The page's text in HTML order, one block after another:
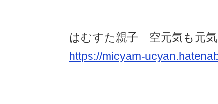
はむすた親子 空元気も元気
https://micyam-